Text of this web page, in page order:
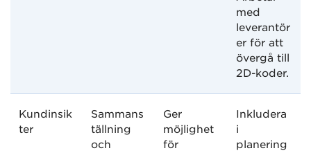
med
leverantör
er för att
övergå till
2D-koder.
Kundinsik
ter
Sammans
tällning
och
Ger
möjlighet
för
Inkludera
i
planering